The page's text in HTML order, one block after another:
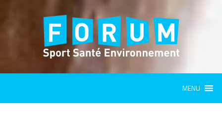
MENU